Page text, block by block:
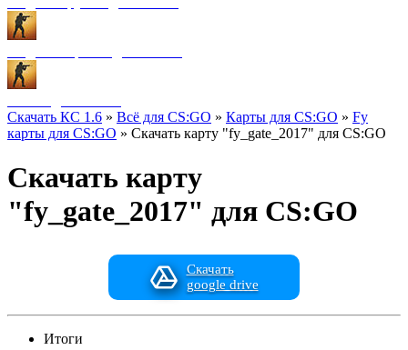
Скачать КС 1.6 » Всё для CS:GO » Карты для CS:GO » Fy
карты для CS:GO » Скачать карту "fy_gate_2017" для CS:GO
Скачать карту
"fy_gate_2017" для CS:GO
Скачать
google drive
Итоги